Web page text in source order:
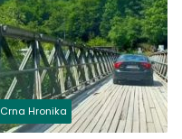
Crna Hronika